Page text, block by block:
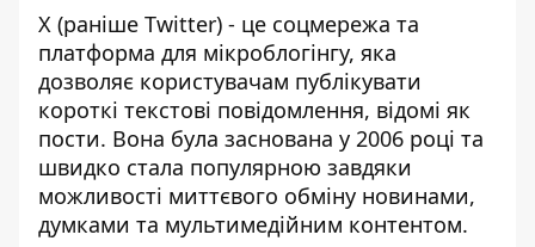
X (раніше Twitter) - це соцмережа та
платформа для мікроблогінгу, яка
дозволяє користувачам публікувати
короткі текстові повідомлення, відомі як
пости. Вона була заснована у 2006 році та
швидко стала популярною завдяки
можливості миттєвого обміну новинами,
думками та мультимедійним контентом.